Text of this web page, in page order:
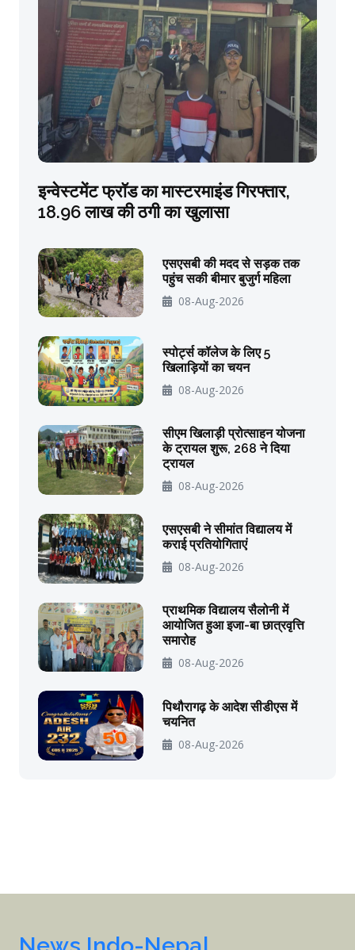
इन्वेस्टमेंट फ्रॉड का मास्टरमाइंड गिरफ्तार,
18.96 लाख की ठगी का खुलासा
एसएसबी की मदद से सड़क तक
पहुंच सकी बीमार बुजुर्ग महिला
08-Aug-2026
स्पोर्ट्स कॉलेज के लिए 5
खिलाड़ियों का चयन
08-Aug-2026
सीएम खिलाड़ी प्रोत्साहन योजना
के ट्रायल शुरू, 268 ने दिया
ट्रायल
08-Aug-2026
एसएसबी ने सीमांत विद्यालय में
कराई प्रतियोगिताएं
08-Aug-2026
प्राथमिक विद्यालय सैलोनी में
आयोजित हुआ इजा-बा छात्रवृत्ति
समारोह
08-Aug-2026
पिथौरागढ़ के आदेश सीडीएस में
चयनित
08-Aug-2026